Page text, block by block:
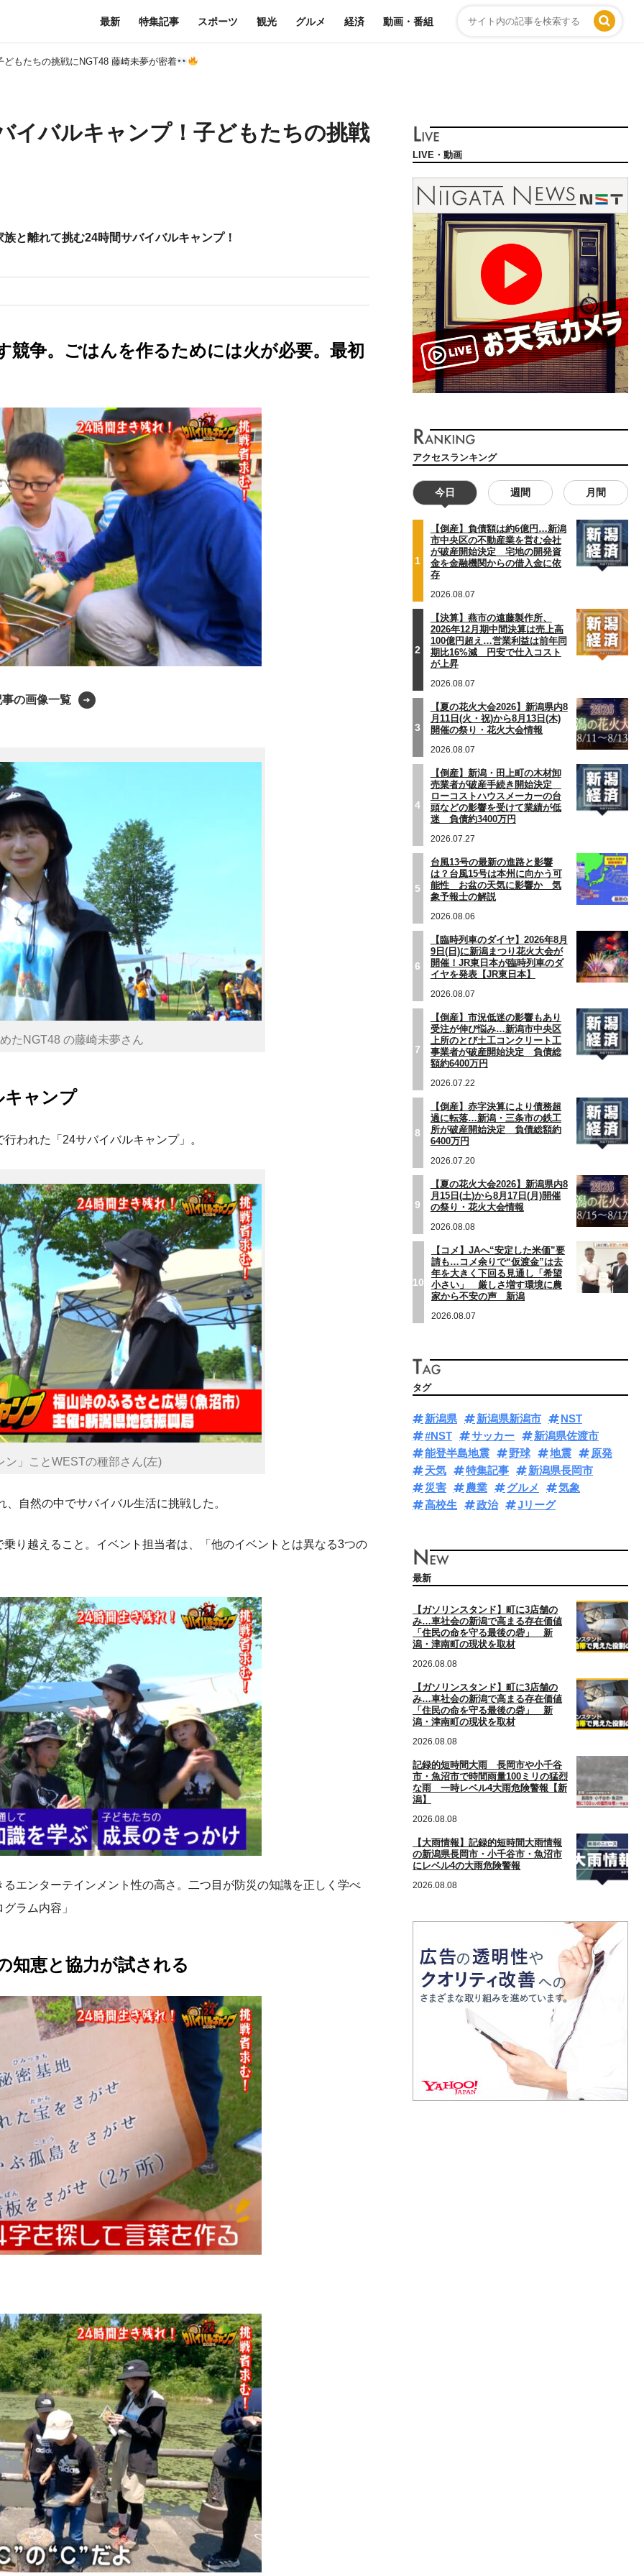
最新 特集記事 スポーツ 観光 グルメ 経済 動画・番組
もたちの挑戦にNGT48 藤崎未夢が密着
イバルキャンプ！子どもたちの挑戦
と離れて挑む24時間サバイバルキャンプ！
競争。ごはんを作るためには火が必要。最初
の画像一覧
たNGT48 の藤崎未夢さん
キャンプ
われた「24サバイバルキャンプ」。
ン」ことWESTの種部さん(左)
自然の中でサバイバル生活に挑戦した。
り越えること。イベント担当者は、「他のイベントとは異なる3つの
エンターテインメント性の高さ。二つ目が防災の知識を正しく学べ
ラム内容」
知恵と協力が試される
LIVE・動画
アクセスランキング
今日 週間 月間
1
【倒産】負債額は約6億円…新潟
市中央区の不動産業を営む会社
が破産開始決定 宅地の開発資
金を金融機関からの借入金に依
存
2026.08.07
2
【決算】燕市の遠藤製作所、
2026年12月期中間決算は売上高
100億円超え…営業利益は前年同
期比16%減 円安で仕入コスト
が上昇
2026.08.07
3
【夏の花火大会2026】新潟県内8
月11日(火・祝)から8月13日(木)
開催の祭り・花火大会情報
2026.08.07
4
【倒産】新潟・田上町の木材卸
売業者が破産手続き開始決定
ローコストハウスメーカーの台
頭などの影響を受けて業績が低
迷 負債約3400万円
2026.07.27
5
台風13号の最新の進路と影響
は？台風15号は本州に向かう可
能性 お盆の天気に影響か 気
象予報士の解説
2026.08.06
6
【臨時列車のダイヤ】2026年8月
9日(日)に新潟まつり花火大会が
開催！JR東日本が臨時列車のダ
イヤを発表【JR東日本】
2026.08.07
7
【倒産】市況低迷の影響もあり
受注が伸び悩み…新潟市中央区
上所のとび土工コンクリート工
事業者が破産開始決定 負債総
額約6400万円
2026.07.22
8
【倒産】赤字決算により債務超
過に転落…新潟・三条市の鉄工
所が破産開始決定 負債総額約
6400万円
2026.07.20
9
【夏の花火大会2026】新潟県内8
月15日(土)から8月17日(月)開催
の祭り・花火大会情報
2026.08.08
10
【コメ】JAへ“安定した米価”要
請も…コメ余りで“仮渡金”は去
年を大きく下回る見通し「希望
小さい」 厳しさ増す環境に農
家から不安の声 新潟
2026.08.07
タグ
新潟県 新潟県新潟市
NST
#NST
サッカー
新潟県佐渡市
能登半島地震
野球 地震
原発
天気
特集記事
新潟県長岡市
災害
農業 グルメ
気象
高校生
政治 Jリーグ
最新
【ガソリンスタンド】町に3店舗の
み…車社会の新潟で高まる存在価値
「住民の命を守る最後の砦」 新
潟・津南町の現状を取材
2026.08.08
【ガソリンスタンド】町に3店舗の
み…車社会の新潟で高まる存在価値
「住民の命を守る最後の砦」 新
潟・津南町の現状を取材
2026.08.08
記録的短時間大雨 長岡市や小千谷
市・魚沼市で時間雨量100ミリの猛烈
な雨 一時レベル4大雨危険警報【新
潟】
2026.08.08
【大雨情報】記録的短時間大雨情報
の新潟県長岡市・小千谷市・魚沼市
にレベル4の大雨危険警報
2026.08.08